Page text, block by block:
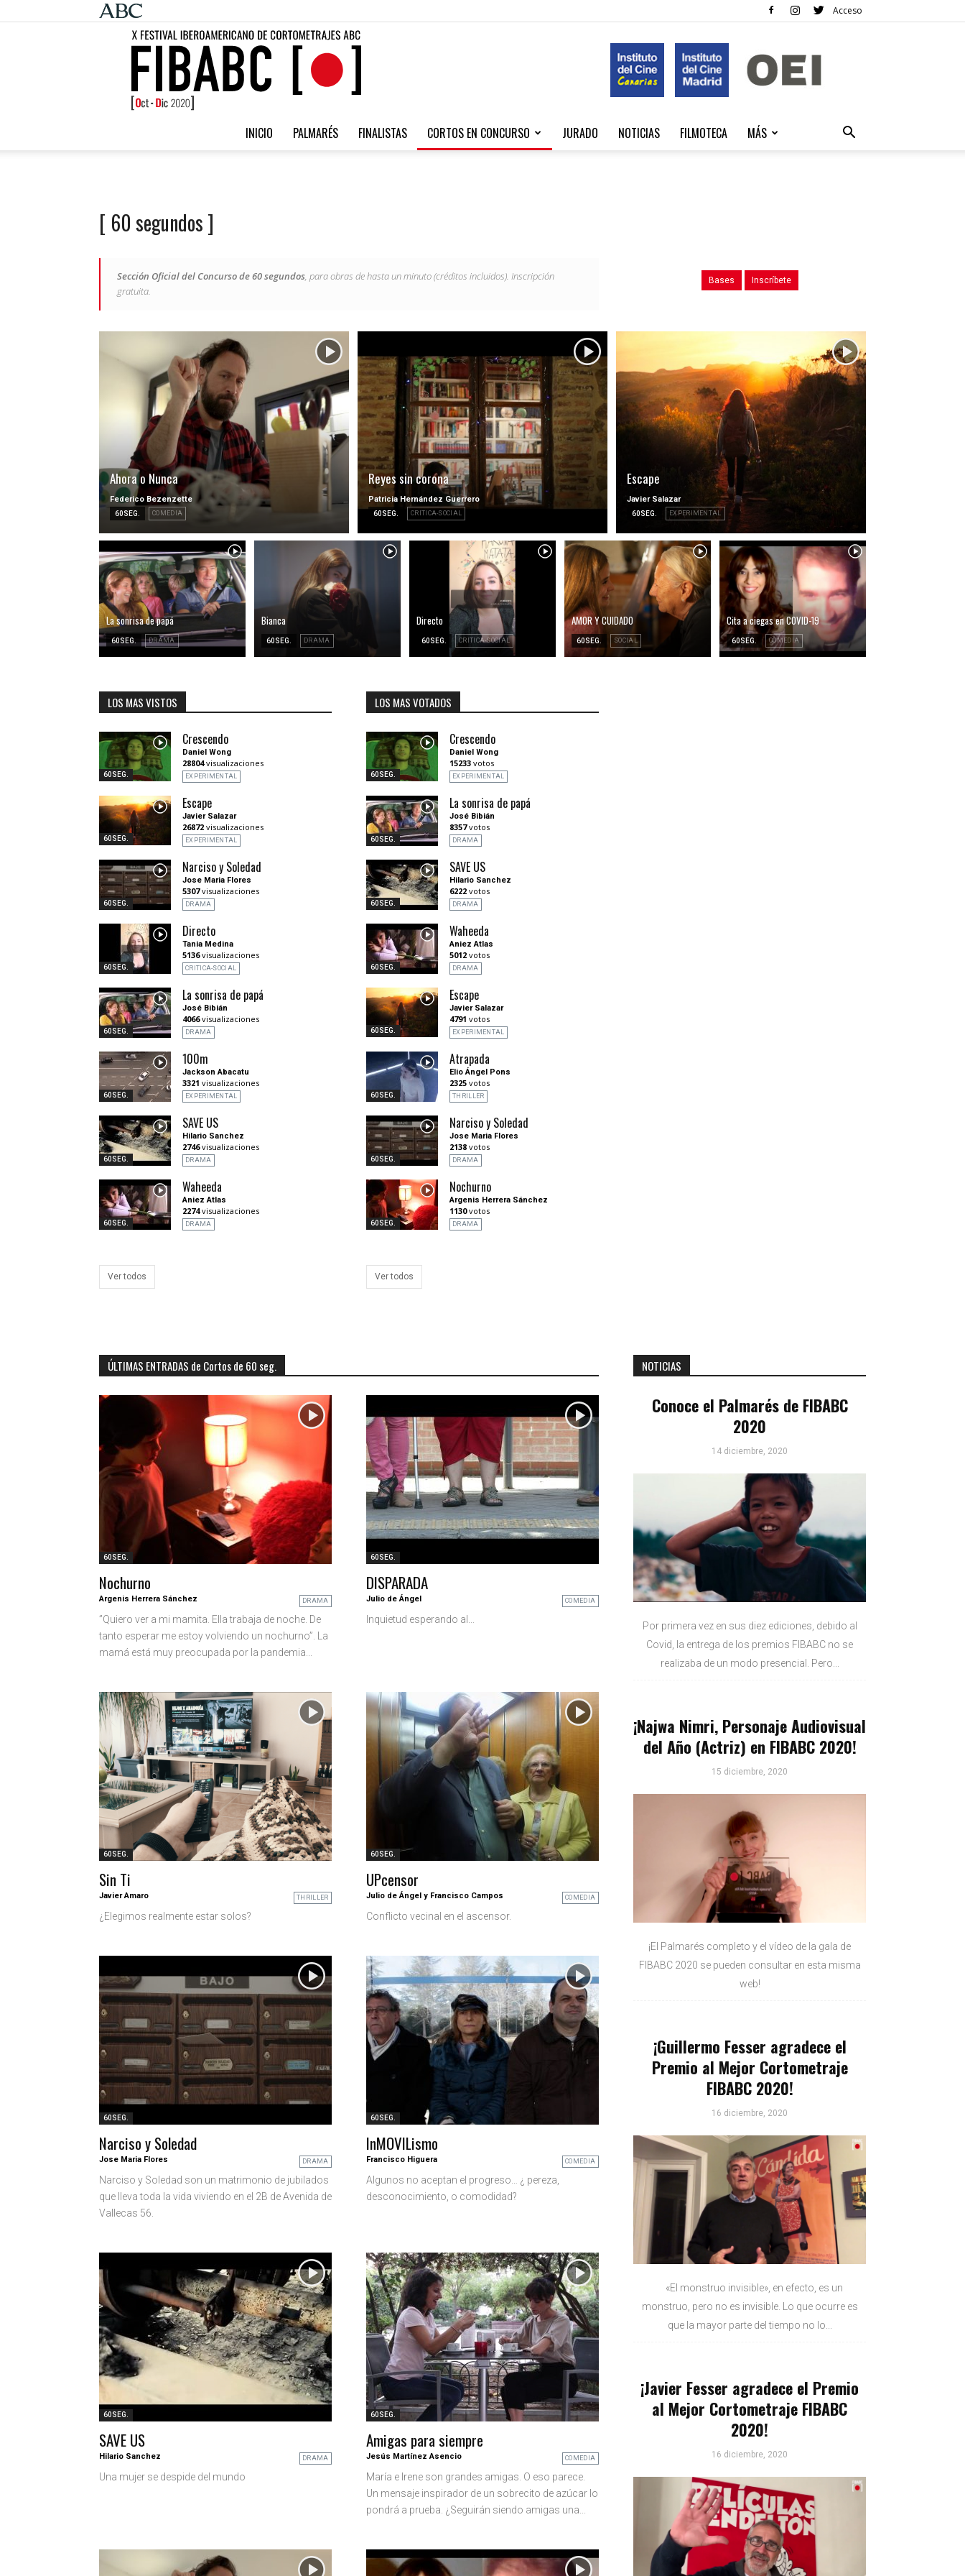
Acceso
INICIO PALMARÉS FINALISTAS CORTOS EN CONCURSO JURADO NOTICIAS FILMOTECA MÁS
[ 60 segundos ]
Sección Oficial del Concurso de 60 segundos, para obras de hasta un minuto (créditos incluidos). Inscripción
gratuita.
Bases Inscríbete
Ahora o Nunca
Federico Bezenzette
60SEG. COMEDIA
Reyes sin corona
Patricia Hernández Guerrero
60SEG. CRITICA-SOCIAL
Escape
Javier Salazar
60SEG. EXPERIMENTAL
La sonrisa de papá
60SEG. DRAMA
Bianca
60SEG. DRAMA
Directo
60SEG. CRITICA-SOCIAL
AMOR Y CUIDADO
60SEG. SOCIAL
Cita a ciegas en COVID-19
60SEG. COMEDIA
LOS MAS VISTOS
60SEG.
Crescendo
Daniel Wong
28804visualizaciones
EXPERIMENTAL
60SEG.
Escape
Javier Salazar
26872 visualizaciones
EXPERIMENTAL
60SEG.
Narciso y Soledad
Jose Maria Flores
5307visualizaciones
DRAMA
60SEG.
Directo
Tania Medina
5136visualizaciones
CRITICA-SOCIAL
60SEG.
La sonrisa de papá
José Bibián
4066visualizaciones
DRAMA
60SEG.
100m
Jackson Abacatu
3321 visualizaciones
EXPERIMENTAL
60SEG.
SAVE US
Hilario Sanchez
2746visualizaciones
DRAMA
60SEG.
Waheeda
Aniez Atlas
2274visualizaciones
DRAMA
Ver todos
LOS MAS VOTADOS
60SEG.
Crescendo
Daniel Wong
15233 votos
EXPERIMENTAL
60SEG.
La sonrisa de papá
José Bibián
8357votos
DRAMA
60SEG.
SAVE US
Hilario Sanchez
6222 votos
DRAMA
60SEG.
Waheeda
Aniez Atlas
5012 votos
DRAMA
60SEG.
Escape
Javier Salazar
4791 votos
EXPERIMENTAL
60SEG.
Atrapada
Elio Ángel Pons
2325 votos
THRILLER
60SEG.
Narciso y Soledad
Jose Maria Flores
2138 votos
DRAMA
60SEG.
Nochurno
Argenis Herrera Sánchez
1130votos
DRAMA
Ver todos
ÚLTIMAS ENTRADAS de Cortos de 60 seg.
60SEG.
Nochurno
Argenis Herrera Sánchez DRAMA
”Quiero ver a mi mamita. Ella trabaja de noche. De
tanto esperar me estoy volviendo un nochurno”. La
mamá está muy preocupada por la pandemia...
60SEG.
DISPARADA
Julio de Ángel COMEDIA
Inquietud esperando al...
60SEG.
Sin Ti
Javier Amaro THRILLER
¿Elegimos realmente estar solos?
60SEG.
UPcensor
Julio de Ángel y Francisco Campos COMEDIA
Conflicto vecinal en el ascensor.
60SEG.
Narciso y Soledad
Jose Maria Flores DRAMA
Narciso y Soledad son un matrimonio de jubilados
que lleva toda la vida viviendo en el 2B de Avenida de
Vallecas 56.
60SEG.
InMOVILismo
Francisco Higuera COMEDIA
Algunos no aceptan el progreso… ¿ pereza,
desconocimiento, o comodidad?
60SEG.
SAVE US
Hilario Sanchez DRAMA
Una mujer se despide del mundo
60SEG.
Amigas para siempre
Jesús Martínez Asencio COMEDIA
María e Irene son grandes amigas. O eso parece.
Un mensaje inspirador de un sobrecito de azúcar lo
pondrá a prueba. ¿Seguirán siendo amigas una...
NOTICIAS
Conoce el Palmarés de FIBABC
2020
14 diciembre, 2020
Por primera vez en sus diez ediciones, debido al
Covid, la entrega de los premios FIBABC no se
realizaba de un modo presencial. Pero...
¡Najwa Nimri, Personaje Audiovisual
del Año (Actriz) en FIBABC 2020!
15 diciembre, 2020
¡El Palmarés completo y el vídeo de la gala de
FIBABC 2020 se pueden consultar en esta misma
web!
¡Guillermo Fesser agradece el
Premio al Mejor Cortometraje
FIBABC 2020!
16 diciembre, 2020
«El monstruo invisible», en efecto, es un
monstruo, pero no es invisible. Lo que ocurre es
que la mayor parte del tiempo no lo...
¡Javier Fesser agradece el Premio
al Mejor Cortometraje FIBABC
2020!
16 diciembre, 2020